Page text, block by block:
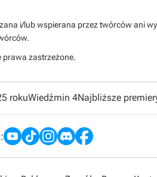
i/lub wspierana przez twórców ani
prawa zastrzeżone.
rokuWiedźmin 4Najbliższe